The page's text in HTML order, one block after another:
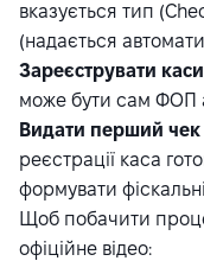
вказується тип
(надається
Зареєструвати
може бути сам ФОП
Видати перший
реєстрації каса
формувати
Щоб побачити
офіційне відео: